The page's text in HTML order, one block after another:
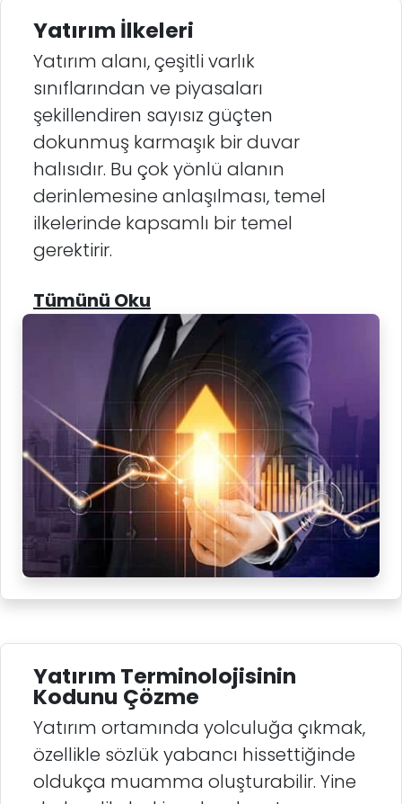
Yatırım İlkeleri
Yatırım alanı, çeşitli varlık
sınıflarından ve piyasaları
şekillendiren sayısız güçten
dokunmuş karmaşık bir duvar
halısıdır. Bu çok yönlü alanın
derinlemesine anlaşılması, temel
ilkelerinde kapsamlı bir temel
gerektirir.
Tümünü Oku
Yatırım Terminolojisinin
Kodunu Çözme
Yatırım ortamında yolculuğa çıkmak,
özellikle sözlük yabancı hissettiğinde
oldukça muamma oluşturabilir. Yine